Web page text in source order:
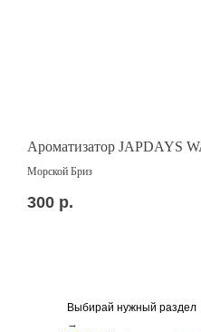
Ароматизатор JAPDAYS
Морской Бриз
300 р.
Выбирай нужный раздел
→